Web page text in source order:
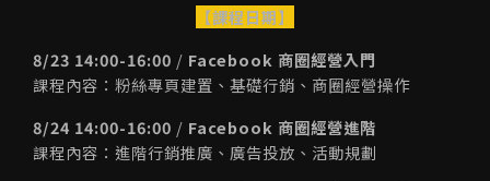
【課程日期】
8/23 14:00-16:00 / Facebook 商圈經營入門
課程內容：粉絲專頁建置、基礎行銷、商圈經營操作
8/24 14:00-16:00 / Facebook 商圈經營進階
課程內容：進階行銷推廣、廣告投放、活動規劃